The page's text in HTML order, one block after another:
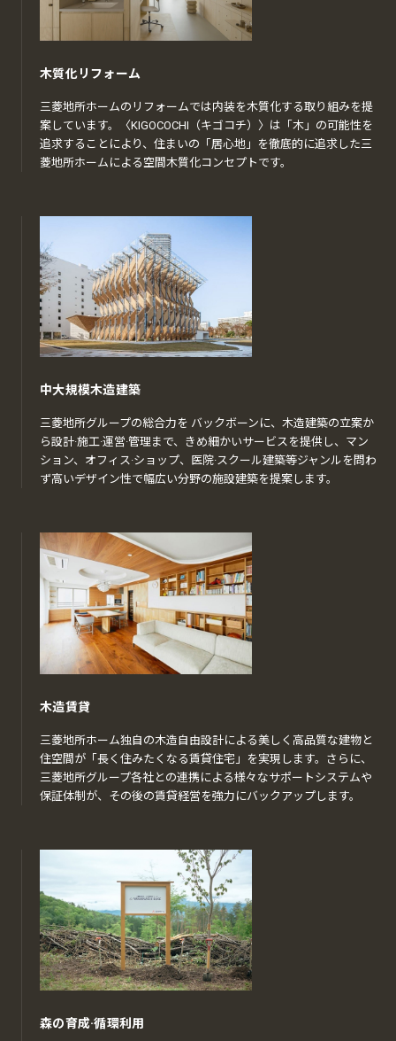
木質化リフォーム
三菱地所ホームのリフォームでは内装を木質化する取り組みを提
案しています。〈KIGOCOCHI（キゴコチ）〉は「木」の可能性を
追求することにより、住まいの「居心地」を徹底的に追求した三
菱地所ホームによる空間木質化コンセプトです。
中大規模木造建築
三菱地所グループの総合力を バックボーンに、木造建築の立案か
ら設計·施工·運営·管理まで、きめ細かいサービスを提供し、マン
ション、オフィス·ショップ、医院·スクール建築等ジャンルを問わ
ず高いデザイン性で幅広い分野の施設建築を提案します。
木造賃貸
三菱地所ホーム独自の木造自由設計による美しく高品質な建物と
住空間が「長く住みたくなる賃貸住宅」を実現します。さらに、
三菱地所グループ各社との連携による様々なサポートシステムや
保証体制が、その後の賃貸経営を強力にバックアップします。
森の育成·循環利用